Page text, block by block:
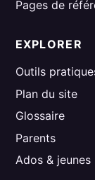
Pages de
EXPLORER
Outils
Plan du site
Glossaire
Parents
Ados & jeunes